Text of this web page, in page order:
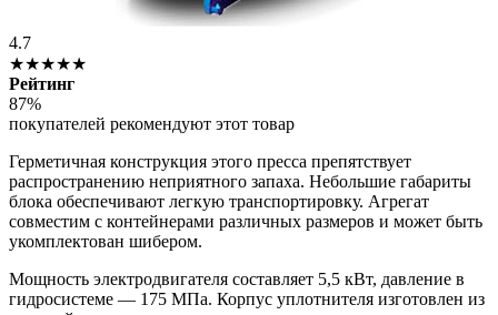
4.7
★★★★★
Рейтинг
87%
покупателей рекомендуют этот товар
Герметичная конструкция этого пресса препятствует
распространению неприятного запаха. Небольшие габариты
блока обеспечивают легкую транспортировку. Агрегат
совместим с контейнерами различных размеров и может быть
укомплектован шибером.
Мощность электродвигателя составляет 5,5 кВт, давление в
гидросистеме — 175 МПа. Корпус уплотнителя изготовлен из